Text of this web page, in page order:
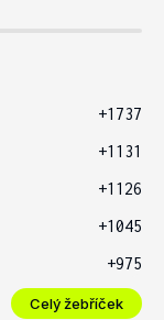
+1737
+1131
+1126
+1045
+975
Celý žebříček